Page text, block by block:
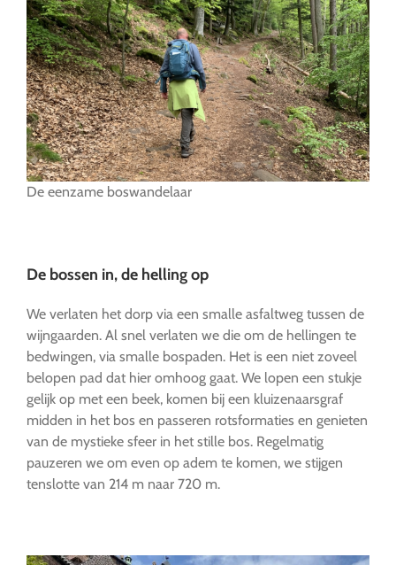
De eenzame boswandelaar
De bossen in, de helling op
We verlaten het dorp via een smalle asfaltweg tussen de
wijngaarden. Al snel verlaten we die om de hellingen te
bedwingen, via smalle bospaden. Het is een niet zoveel
belopen pad dat hier omhoog gaat. We lopen een stukje
gelijk op met een beek, komen bij een kluizenaarsgraf
midden in het bos en passeren rotsformaties en genieten
van de mystieke sfeer in het stille bos. Regelmatig
pauzeren we om even op adem te komen, we stijgen
tenslotte van 214 m naar 720 m.